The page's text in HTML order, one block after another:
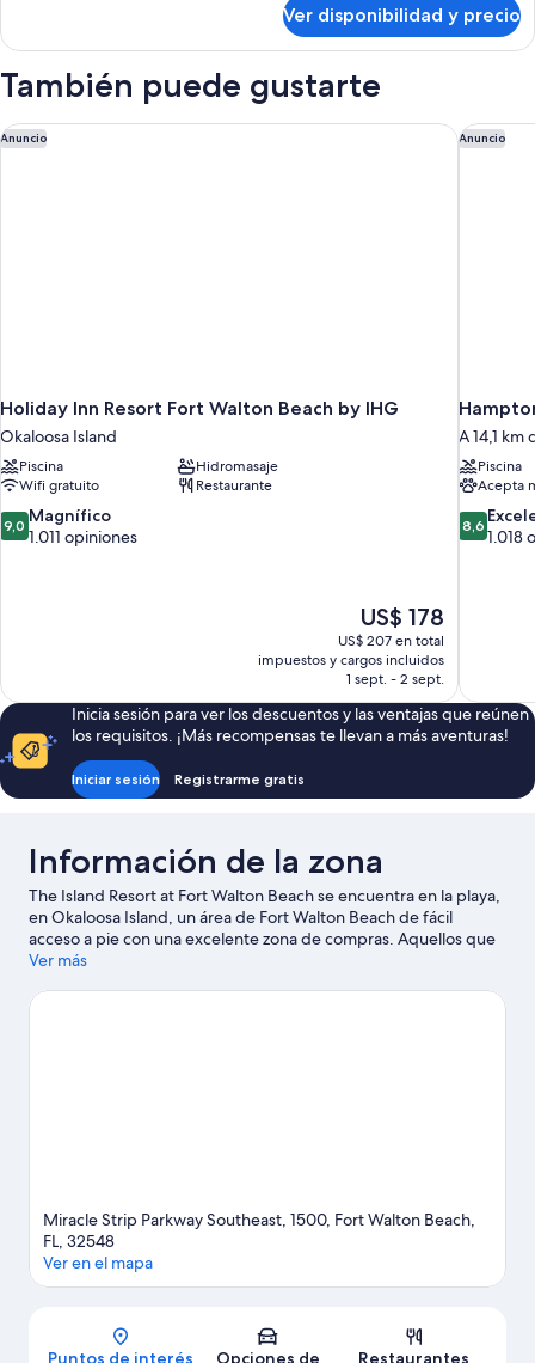
Ver disponibilidad y precio
También puede gustarte
Anuncio
Holiday Inn Resort Fort Walton Beach by IHG
Okaloosa Island
Piscina
Hidromasaje
Wifi gratuito
Restaurante
9.0
de
9,0 Magnífico
1.011 opiniones
El
precio
actual
es
de
US$ 178
US$ 178
US$ 207 en total
impuestos y cargos incluidos
1 sept. - 2 sept.
Holiday Inn Resort Fort Walton Beach by IHG Anuncio
A 14,1
Piscina
Acepta
8.6
de
8,6
1.018
Inicia sesión para ver los descuentos y las ventajas que reúnen
los requisitos. ¡Más recompensas te llevan a más aventuras!
Iniciar sesión Registrarme gratis
Información de la zona
The Island Resort at Fort Walton Beach se encuentra en la playa,
en Okaloosa Island, un área de Fort Walton Beach de fácil
acceso a pie con una excelente zona de compras. Aquellos que
deseen ir de compras pueden visitar HarborWalk Village y
belleza natural del área pueden ir a Okaloosa Island Beach y Fort
Ver más
Miracle Strip Parkway Southeast, 1500, Fort Walton Beach,
FL, 32548
Ver en el mapa